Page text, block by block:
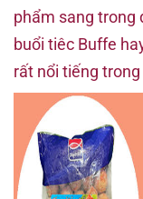
phẩm sang trong
buổi tiêc Buffe
rất nổi tiếng